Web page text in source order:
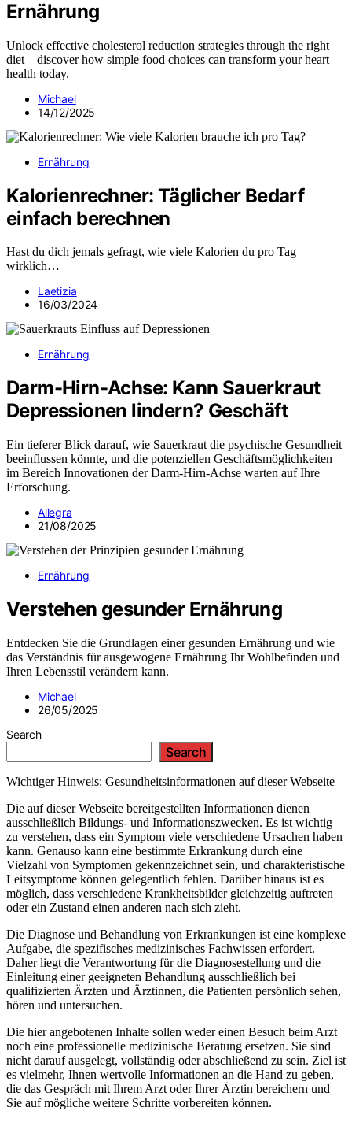
Ernährung
Unlock effective cholesterol reduction strategies through the right
diet—discover how simple food choices can transform your heart
health today.
Michael
14/12/2025
Ernährung
Kalorienrechner: Täglicher Bedarf
einfach berechnen
Hast du dich jemals gefragt, wie viele Kalorien du pro Tag
wirklich…
Laetizia
16/03/2024
Ernährung
Darm-Hirn-Achse: Kann Sauerkraut
Depressionen lindern? Geschäft
Ein tieferer Blick darauf, wie Sauerkraut die psychische Gesundheit
beeinflussen könnte, und die potenziellen Geschäftsmöglichkeiten
im Bereich Innovationen der Darm-Hirn-Achse warten auf Ihre
Erforschung.
Allegra
21/08/2025
Ernährung
Verstehen gesunder Ernährung
Entdecken Sie die Grundlagen einer gesunden Ernährung und wie
das Verständnis für ausgewogene Ernährung Ihr Wohlbefinden und
Ihren Lebensstil verändern kann.
Michael
26/05/2025
Search
Search
Wichtiger Hinweis: Gesundheitsinformationen auf dieser Webseite
Die auf dieser Webseite bereitgestellten Informationen dienen
ausschließlich Bildungs- und Informationszwecken. Es ist wichtig
zu verstehen, dass ein Symptom viele verschiedene Ursachen haben
kann. Genauso kann eine bestimmte Erkrankung durch eine
Vielzahl von Symptomen gekennzeichnet sein, und charakteristische
Leitsymptome können gelegentlich fehlen. Darüber hinaus ist es
möglich, dass verschiedene Krankheitsbilder gleichzeitig auftreten
oder ein Zustand einen anderen nach sich zieht.
Die Diagnose und Behandlung von Erkrankungen ist eine komplexe
Aufgabe, die spezifisches medizinisches Fachwissen erfordert.
Daher liegt die Verantwortung für die Diagnosestellung und die
Einleitung einer geeigneten Behandlung ausschließlich bei
qualifizierten Ärzten und Ärztinnen, die Patienten persönlich sehen,
hören und untersuchen.
Die hier angebotenen Inhalte sollen weder einen Besuch beim Arzt
noch eine professionelle medizinische Beratung ersetzen. Sie sind
nicht darauf ausgelegt, vollständig oder abschließend zu sein. Ziel ist
es vielmehr, Ihnen wertvolle Informationen an die Hand zu geben,
die das Gespräch mit Ihrem Arzt oder Ihrer Ärztin bereichern und
Sie auf mögliche weitere Schritte vorbereiten können.